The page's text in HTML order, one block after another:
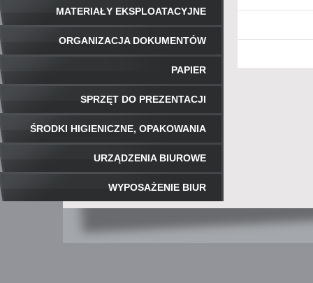
MATERIAŁY EKSPLOATACYJNE
ORGANIZACJA DOKUMENTÓW
PAPIER
SPRZĘT DO PREZENTACJI
ŚRODKI HIGIENICZNE, OPAKOWANIA
URZĄDZENIA BIUROWE
WYPOSAŻENIE BIUR